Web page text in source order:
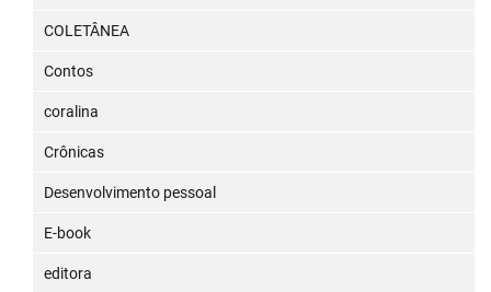
COLETÂNEA
Contos
coralina
Crônicas
Desenvolvimento pessoal
E-book
editora